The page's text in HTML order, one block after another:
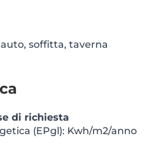
soffitta, taverna
di richiesta
(EPgl): Kwh/m2/anno